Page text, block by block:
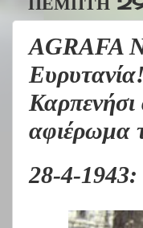
AGRAFA
Καρπενήσι
28-4-1943: